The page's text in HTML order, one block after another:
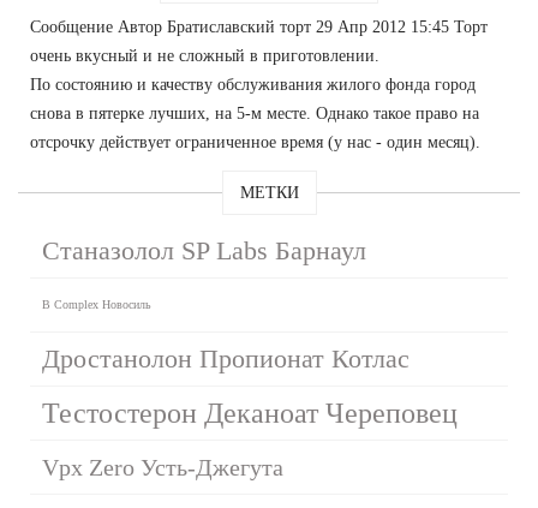
Сообщение Автор Братиславский торт 29 Апр 2012 15:45 Торт
очень вкусный и не сложный в приготовлении.
По состоянию и качеству обслуживания жилого фонда город
снова в пятерке лучших, на 5-м месте. Однако такое право на
отсрочку действует ограниченное время (у нас - один месяц).
МЕТКИ
Станазолол SP Labs Барнаул
B Complex Новосиль
Дростанолон Пропионат Котлас
Тестостерон Деканоат Череповец
Vpx Zero Усть-Джегута